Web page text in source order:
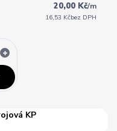
20,00 Kč/m
16,53 Kčbez DPH